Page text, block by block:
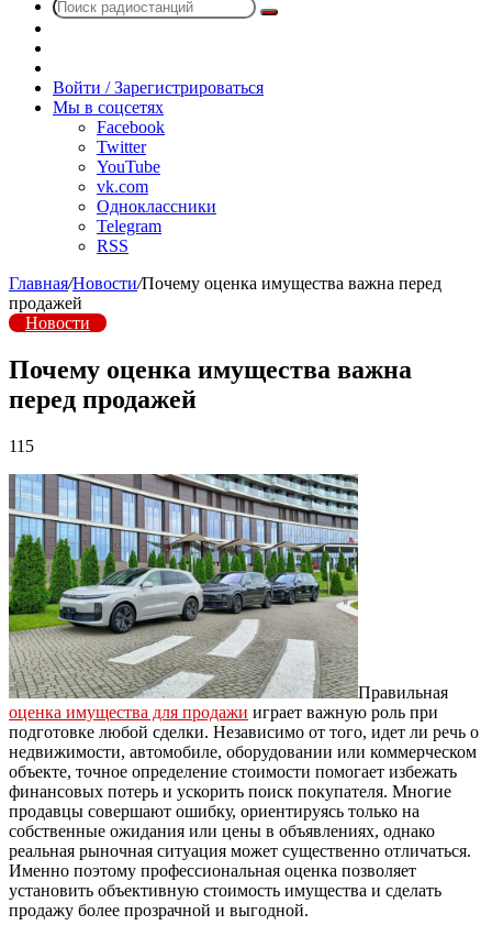
Поиск
радио
Войти / Зарегистрироваться
Мы в соцсетях
Facebook
Twitter
YouTube
vk.com
Одноклассники
Telegram
RSS
Главная/Новости/Почему оценка имущества важна перед
продажей
Новости
Почему оценка имущества важна
перед продажей
115
Правильная
оценка имущества для продажи играет важную роль при
подготовке любой сделки. Независимо от того, идет ли речь о
недвижимости, автомобиле, оборудовании или коммерческом
объекте, точное определение стоимости помогает избежать
финансовых потерь и ускорить поиск покупателя. Многие
продавцы совершают ошибку, ориентируясь только на
собственные ожидания или цены в объявлениях, однако
реальная рыночная ситуация может существенно отличаться.
Именно поэтому профессиональная оценка позволяет
установить объективную стоимость имущества и сделать
продажу более прозрачной и выгодной.